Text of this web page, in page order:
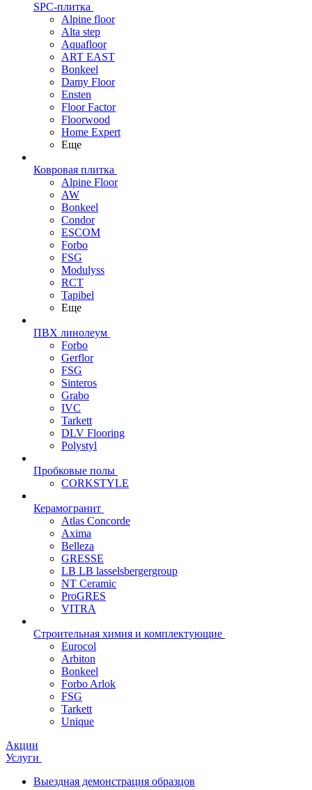
SPC-плитка
Alpine floor
Alta step
Aquafloor
ART EAST
Bonkeel
Damy Floor
Ensten
Floor Factor
Floorwood
Home Expert
Еще
Ковровая плитка
Alpine Floor
AW
Bonkeel
Condor
ESCOM
Forbo
FSG
Modulyss
RCT
Tapibel
Еще
ПВХ линолеум
Forbo
Gerflor
FSG
Sinteros
Grabo
IVC
Tarkett
DLV Flooring
Polystyl
Пробковые полы
CORKSTYLE
Керамогранит
Atlas Concorde
Axima
Belleza
GRESSE
LB LB lasselsbergergroup
NT Ceramic
ProGRES
VITRA
Строительная химия и комплектующие
Eurocol
Arbiton
Bonkeel
Forbo Arlok
FSG
Tarkett
Unique
Акции
Услуги
Выездная демонстрация образцов